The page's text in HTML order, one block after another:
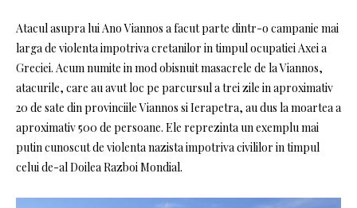
Atacul asupra lui Ano Viannos a facut parte dintr-o campanie mai
larga de violenta impotriva cretanilor in timpul ocupatiei Axei a
Greciei. Acum numite in mod obisnuit masacrele de la Viannos,
atacurile, care au avut loc pe parcursul a trei zile in aproximativ
20 de sate din provinciile Viannos si Ierapetra, au dus la moartea a
aproximativ 500 de persoane. Ele reprezinta un exemplu mai
putin cunoscut de violenta nazista impotriva civililor in timpul
celui de-al Doilea Razboi Mondial.